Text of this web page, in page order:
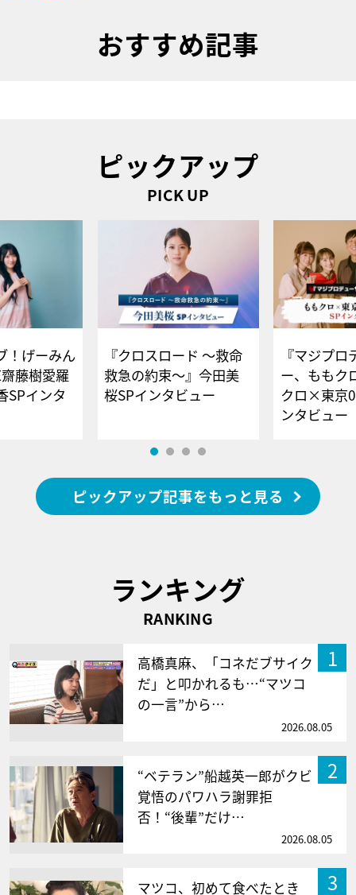
おすすめ記事
ピックアップ
PICK UP
！げーみん
藤樹愛羅
SPインタ
『クロスロード ～救命
救急の約束～』今田美
桜SPインタビュー
『マジプロ
ー、ももク
クロ×東京
ンタビュー
ピックアップ記事をもっと見る
ランキング
RANKING
1
高橋真麻、「コネだブサイク
だ」と叩かれるも…“マツコ
の一言”から…
2026.08.05
2
“ベテラン”船越英一郎がクビ
覚悟のパワハラ謝罪拒
否！“後輩”だけ…
2026.08.05
3
マツコ、初めて食べたとき